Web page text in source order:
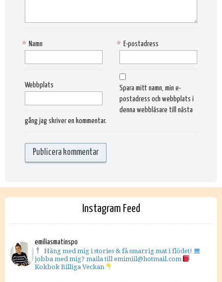
Namn
* E-postadress
*
Webbplats
Spara mitt namn, min e-
postadress och webbplats i
denna webbläsare till nästa
gång jag skriver en kommentar.
Instagram Feed
emiliasmatinspo
Häng med mig i stories & få smarrig mat i flödet!
jobba med mig? maila till emimiil@hotmail.com
Kokbok Billiga Veckan